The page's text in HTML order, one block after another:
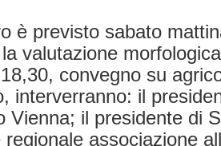
è previsto sabato
valutazione
convegno su
interverranno: il
Vienna; il presidente di
associazione